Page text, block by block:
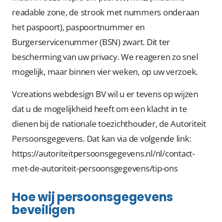
readable zone, de strook met nummers onderaan
het paspoort), paspoortnummer en
Burgerservicenummer (BSN) zwart. Dit ter
bescherming van uw privacy. We reageren zo snel
mogelijk, maar binnen vier weken, op uw verzoek.
Vcreations webdesign BV wil u er tevens op wijzen
dat u de mogelijkheid heeft om een klacht in te
dienen bij de nationale toezichthouder, de Autoriteit
Persoonsgegevens. Dat kan via de volgende link:
https://autoriteitpersoonsgegevens.nl/nl/contact-
met-de-autoriteit-persoonsgegevens/tip-ons
Hoe wij persoonsgegevens
beveiligen